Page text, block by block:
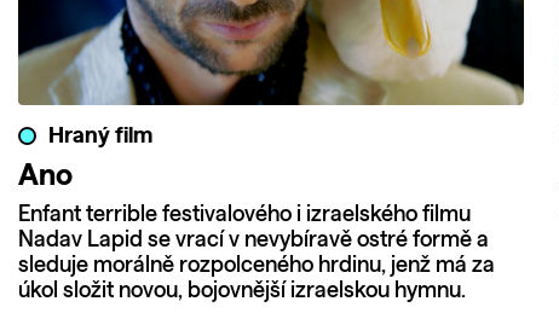
Hraný film
Ano
Enfant terrible festivalového i izraelského filmu
Nadav Lapid se vrací v nevybíravě ostré formě a
sleduje morálně rozpolceného hrdinu, jenž má za
úkol složit novou, bojovnější izraelskou hymnu.